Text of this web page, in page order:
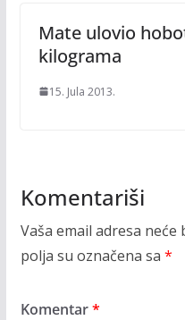
Mate ulovio
kilograma
15. Jula 2013.
Komentariši
Vaša email adresa neće
polja su označena sa *
Komentar*